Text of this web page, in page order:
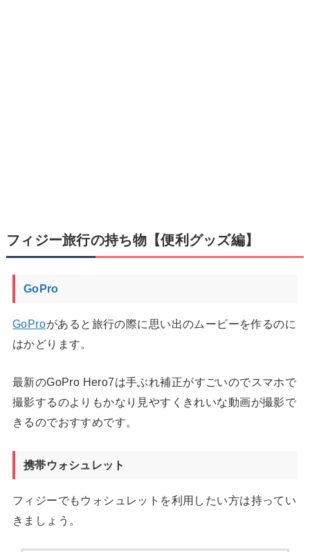
フィジー旅行の持ち物【便利グッズ編】
GoPro
GoProがあると旅行の際に思い出のムービーを作るのに
はかどります。
最新のGoPro Hero7は手ぶれ補正がすごいのでスマホで
撮影するのよりもかなり見やすくきれいな動画が撮影で
きるのでおすすめです。
携帯ウォシュレット
フィジーでもウォシュレットを利用したい方は持ってい
きましょう。